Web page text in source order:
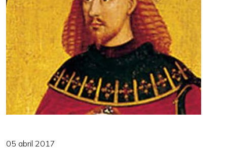
05 abril 2017